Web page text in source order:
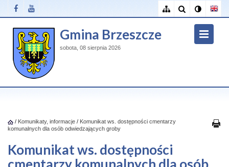
Gmina Brzeszcze
sobota, 08 sierpnia 2026
/ Komunikaty, informacje / Komunikat ws. dostępności cmentarzy
komunalnych dla osób odwiedzających groby
Komunikat ws. dostępności